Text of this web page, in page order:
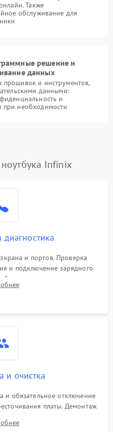
Также
обслуживание для
решение и
данных
и инструментов,
данными:
и
при необходимости
Infinix
и портов. Проверка
и подключение зарядного
тока с помощью
для локализации проблемы.
и очистка
и обязательное отключение
платы. Демонтаж
с кристаллов чипов.